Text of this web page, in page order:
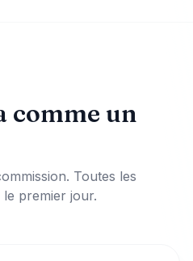
comme un
Toutes les
premier jour.